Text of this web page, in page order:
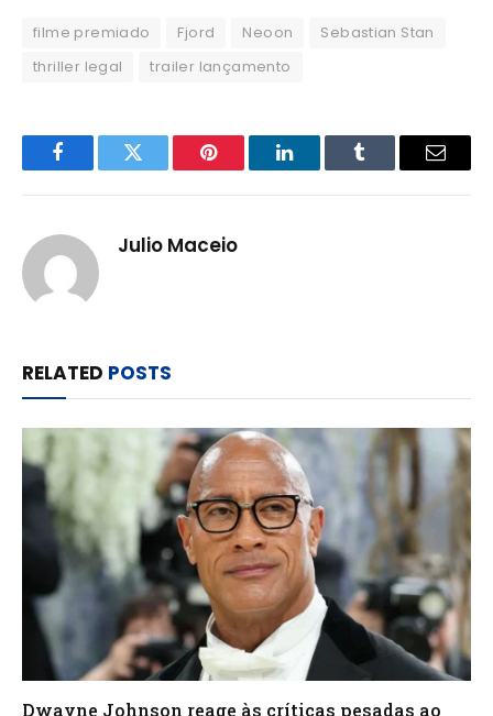
filme premiado Fjord Neoon
Sebastian Stan
thriller legal
trailer lançamento
FacebookTwitter Pinterest LinkedInTumblr Email
Julio Maceio
RELATED POSTS
Dwayne Johnson reage às críticas pesadas ao